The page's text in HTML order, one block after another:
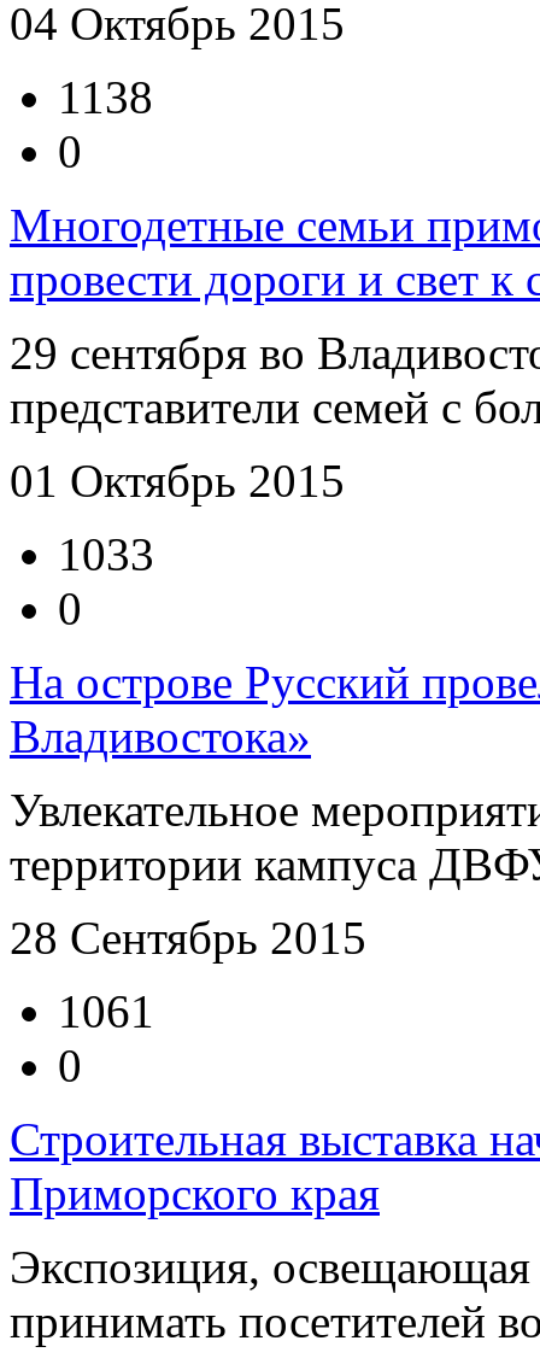
04 Октябрь 2015
1138
0
Многодетные семьи
провести дороги и свет к
29 сентября во
представители семей с
01 Октябрь 2015
1033
0
На острове Русский
Владивостока»
Увлекательное
территории кампуса
28 Сентябрь 2015
1061
0
Строительная выставка
Приморского края
Экспозиция, освещающая
принимать посетителей